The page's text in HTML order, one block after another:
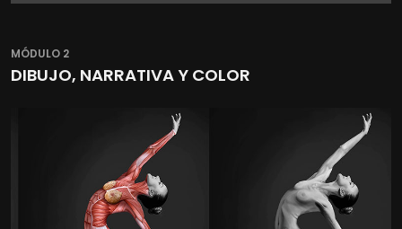
comportamientos y emociones a la animación del
plano.
MÓDULO 2
DIBUJO, NARRATIVA Y COLOR